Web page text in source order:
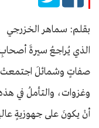
بقلم: سماهر الخزرجي
الذي يُراجعُ سيرةَ
صفاتٍ وشمائلَ
وغزوات، والتأملُ في هذه
أنْ يكونَ على جهوزيةٍ